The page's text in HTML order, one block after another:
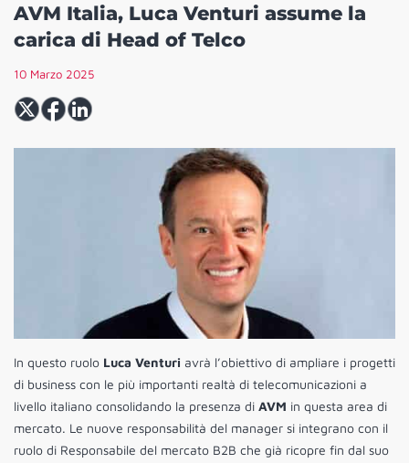
AVM Italia, Luca Venturi assume la
carica di Head of Telco
10 Marzo 2025
In questo ruolo Luca Venturi avrà l’obiettivo di ampliare i progetti
di business con le più importanti realtà di telecomunicazioni a
livello italiano consolidando la presenza di AVM in questa area di
mercato. Le nuove responsabilità del manager si integrano con il
ruolo di Responsabile del mercato B2B che già ricopre fin dal suo